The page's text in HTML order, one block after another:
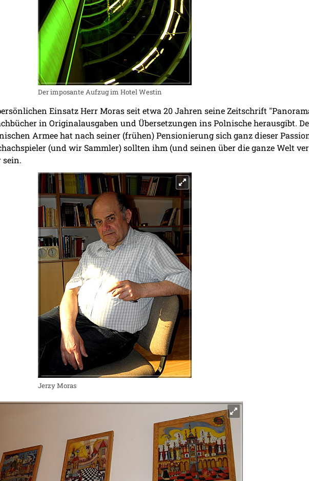
Der imposante Aufzug im Hotel Westin
Einsatz Herr Moras seit etwa 20 Jahren seine Zeitschrift
in Originalausgaben und Übersetzungen ins Polnische herausgibt.
Armee hat nach seiner (frühen) Pensionierung sich ganz dieser
(und wir Sammler) sollten ihm (und seinen über die ganze Welt
sein.
Jerzy Moras